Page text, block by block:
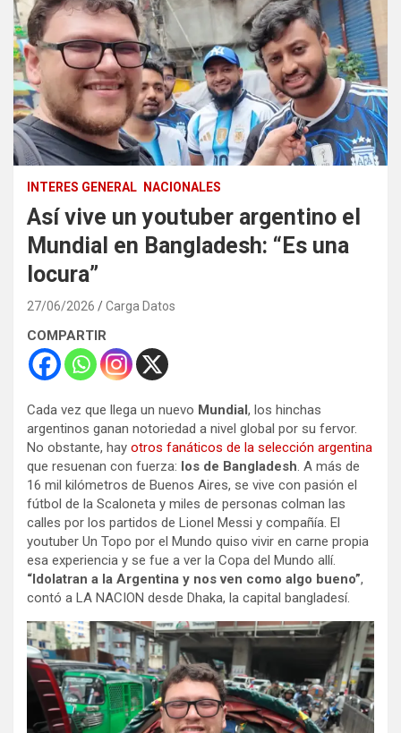
INTERES GENERAL NACIONALES
Así vive un youtuber argentino el
Mundial en Bangladesh: “Es una
locura”
27/06/2026 Carga Datos
COMPARTIR
Cada vez que llega un nuevo Mundial, los hinchas
argentinos ganan notoriedad a nivel global por su fervor.
No obstante, hay otros fanáticos de la selección argentina
que resuenan con fuerza: los de Bangladesh . A más de
16 mil kilómetros de Buenos Aires, se vive con pasión el
fútbol de la Scaloneta y miles de personas colman las
calles por los partidos de Lionel Messi y compañía. El
youtuber Un Topo por el Mundo quiso vivir en carne propia
esa experiencia y se fue a ver la Copa del Mundo allí.
“Idolatran a la Argentina y nos ven como algo bueno”,
contó a LA NACION desde Dhaka, la capital bangladesí.